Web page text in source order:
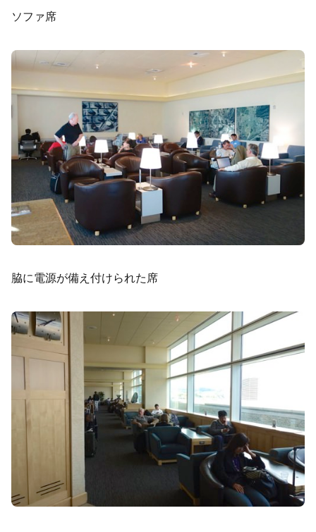
ソファ席
脇に電源が備え付けられた席